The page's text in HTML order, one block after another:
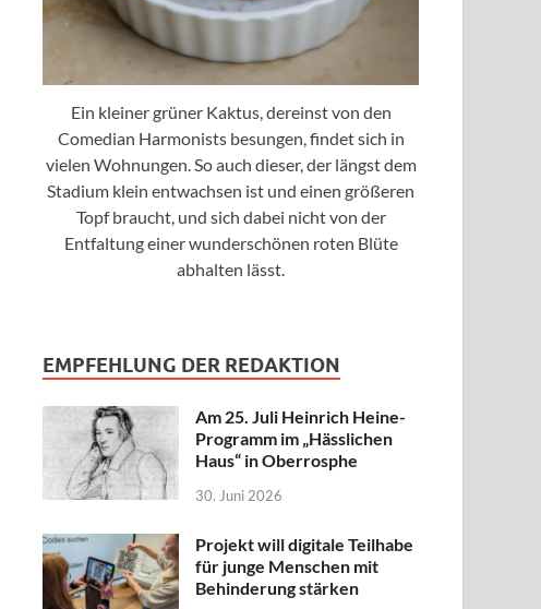
Ein kleiner grüner Kaktus, dereinst von den
Comedian Harmonists besungen, findet sich in
vielen Wohnungen. So auch dieser, der längst dem
Stadium klein entwachsen ist und einen größeren
Topf braucht, und sich dabei nicht von der
Entfaltung einer wunderschönen roten Blüte
abhalten lässt.
EMPFEHLUNG DER REDAKTION
Am 25. Juli Heinrich Heine-
Programm im „Hässlichen
Haus“ in Oberrosphe
30. Juni 2026
Projekt will digitale Teilhabe
für junge Menschen mit
Behinderung stärken